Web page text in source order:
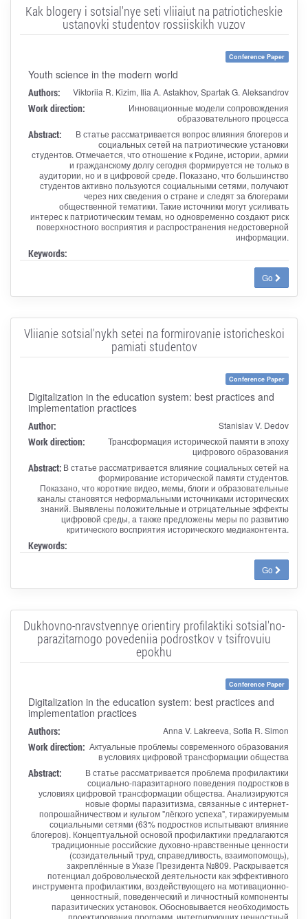
Kak blogery i sotsial'nye seti vliiaiut na patrioticheskie
ustanovki studentov rossiiskikh vuzov
Conference Paper
Youth science in the modern world
Authors: Viktoriia R. Kizim, Ilia A. Astakhov, Spartak G. Aleksandrov
Work direction:
Инновационные модели сопровождения
образовательного процесса
Abstract:
В статье рассматривается вопрос влияния блогеров и
социальных сетей на патриотические установки
студентов. Отмечается, что отношение к Родине, истории, армии
и гражданскому долгу сегодня формируется не только в
аудитории, но и в цифровой среде. Показано, что большинство
студентов активно пользуются социальными сетями, получают
через них сведения о стране и следят за блогерами
общественной тематики. Такие источники могут усиливать
интерес к патриотическим темам, но одновременно создают риск
поверхностного восприятия и распространения недостоверной
информации.
Keywords:
Go
Vliianie sotsial'nykh setei na formirovanie istoricheskoi
pamiati studentov
Conference Paper
Digitalization in the education system: best practices and
implementation practices
Author: Stanislav V. Dedov
Work direction:
Трансформация исторической памяти в эпоху
цифрового образования
Abstract: В статье рассматривается влияние социальных сетей на
формирование исторической памяти студентов.
Показано, что короткие видео, мемы, блоги и образовательные
каналы становятся неформальными источниками исторических
знаний. Выявлены положительные и отрицательные эффекты
цифровой среды, а также предложены меры по развитию
критического восприятия исторического медиаконтента.
Keywords:
Go
Dukhovno-nravstvennye orientiry profilaktiki sotsial'no-
parazitarnogo povedeniia podrostkov v tsifrovuiu
epokhu
Conference Paper
Digitalization in the education system: best practices and
implementation practices
Authors: Anna V. Lakreeva, Sofia R. Simon
Work direction: Актуальные проблемы современного образования
в условиях цифровой трансформации общества
Abstract:
В статье рассматривается проблема профилактики
социально-паразитарного поведения подростков в
условиях цифровой трансформации общества. Анализируются
новые формы паразитизма, связанные с интернет-
попрошайничеством и культом "лёгкого успеха", тиражируемым
социальными сетями (63% подростков испытывают влияние
блогеров). Концептуальной основой профилактики предлагаются
традиционные российские духовно-нравственные ценности
(созидательный труд, справедливость, взаимопомощь),
закреплённые в Указе Президента №809. Раскрывается
потенциал добровольческой деятельности как эффективного
инструмента профилактики, воздействующего на мотивационно-
ценностный, поведенческий и личностный компоненты
паразитических установок. Обосновывается необходимость
проектирования программ, интегрирующих ценностный